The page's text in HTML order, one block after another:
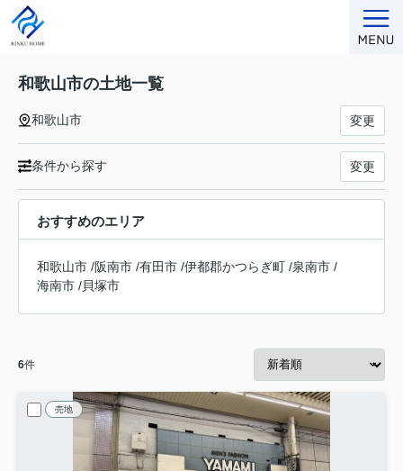
和歌山市の土地一覧
和歌山市 変更
条件から探す 変更
おすすめのエリア
和歌山市 /阪南市 /有田市 /伊都郡かつらぎ町 /泉南市 /
海南市 /貝塚市
6件
売地